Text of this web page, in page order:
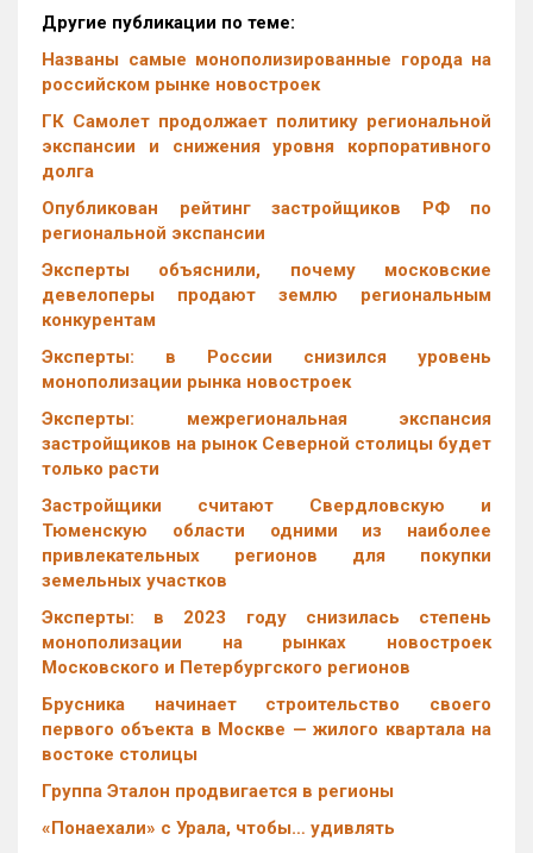
Другие публикации по теме:
Названы самые монополизированные города на
российском рынке новостроек
ГК Самолет продолжает политику региональной
экспансии и снижения уровня корпоративного
долга
Опубликован рейтинг застройщиков РФ по
региональной экспансии
Эксперты объяснили, почему московские
девелоперы продают землю региональным
конкурентам
Эксперты: в России снизился уровень
монополизации рынка новостроек
Эксперты: межрегиональная экспансия
застройщиков на рынок Северной столицы будет
только расти
Застройщики считают Свердловскую и
Тюменскую области одними из наиболее
привлекательных регионов для покупки
земельных участков
Эксперты: в 2023 году снизилась степень
монополизации на рынках новостроек
Московского и Петербургского регионов
Брусника начинает строительство своего
первого объекта в Москве — жилого квартала на
востоке столицы
Группа Эталон продвигается в регионы
«Понаехали» с Урала, чтобы… удивлять